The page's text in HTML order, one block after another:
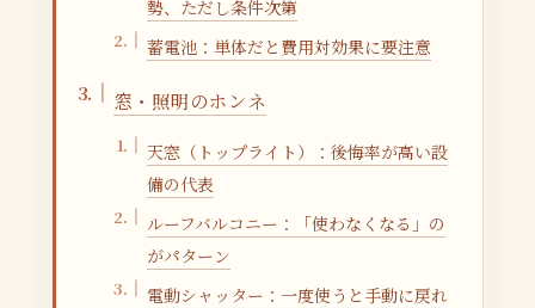
勢、ただし条件次第
蓄電池：単体だと費用対効果に要注意
窓・照明のホンネ
天窓（トップライト）：後悔率が高い設
備の代表
ルーフバルコニー：「使わなくなる」の
がパターン
電動シャッター：一度使うと手動に戻れ